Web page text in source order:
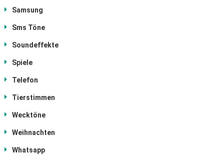
Samsung
Sms Töne
Soundeffekte
Spiele
Telefon
Tierstimmen
Wecktöne
Weihnachten
Whatsapp